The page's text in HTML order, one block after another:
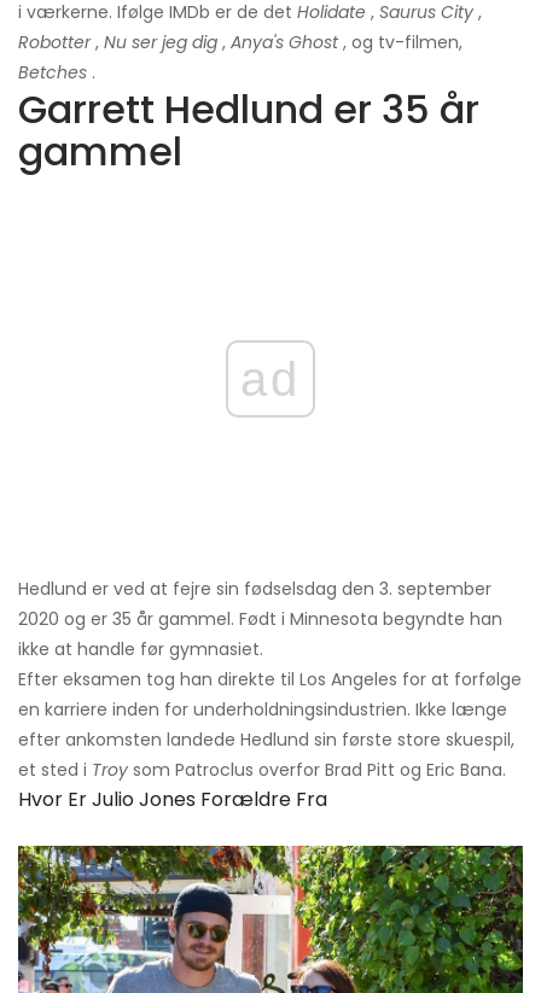
i værkerne. Ifølge IMDb er de det Holidate , Saurus City ,
Robotter, Nu ser jeg dig , Anya's Ghost, og tv-filmen,
Betches .
Garrett Hedlund er 35 år
gammel
ad
Hedlund er ved at fejre sin fødselsdag den 3. september
2020 og er 35 år gammel. Født i Minnesota begyndte han
ikke at handle før gymnasiet.
Efter eksamen tog han direkte til Los Angeles for at forfølge
en karriere inden for underholdningsindustrien. Ikke længe
efter ankomsten landede Hedlund sin første store skuespil,
et sted i Troy som Patroclus overfor Brad Pitt og Eric Bana.
Hvor Er Julio Jones Forældre Fra